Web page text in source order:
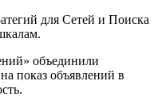
для Сетей и Поиска
объединили
показ объявлений в